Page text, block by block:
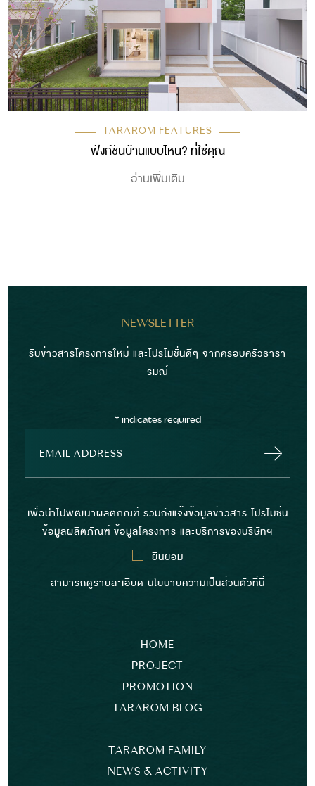
TARAROM FEATURES
ฟังก์ชันบ้านแบบไหน? ที่ใช่คุณ
อ่านเพิ่มเติม
NEWSLETTER
รับข่าวสารโครงการใหม่ และโปรโมชั่นดีๆ จากครอบครัวธารา
รมณ์
* indicates required
เพื่อนำไปพัฒนาผลิตภัณฑ์ รวมถึงแจ้งข้อมูลข่าวสาร โปรโมชั่น
ข้อมูลผลิตภัณฑ์ ข้อมูลโครงการ และบริการของบริษัทฯ
ยินยอม
สามารถดูรายละเอียด นโยบายความเป็นส่วนตัวที่นี่
HOME
PROJECT
PROMOTION
TARAROM BLOG
TARAROM FAMILY
NEWS & ACTIVITY